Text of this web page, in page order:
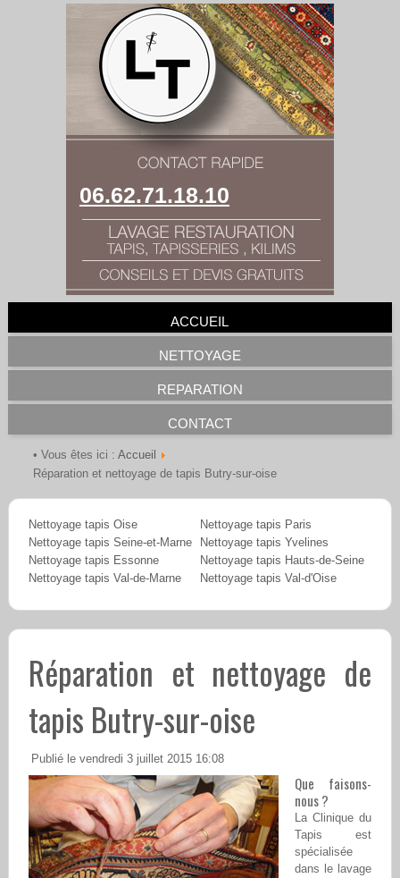
06.62.71.18.10
ACCUEIL
NETTOYAGE
REPARATION
CONTACT
• Vous êtes ici : Accueil
Réparation et nettoyage de tapis Butry-sur-oise
Nettoyage tapis Oise
Nettoyage tapis Paris
Nettoyage tapis Seine-et-Marne
Nettoyage tapis Yvelines
Nettoyage tapis Essonne
Nettoyage tapis Hauts-de-Seine
Nettoyage tapis Val-de-Marne
Nettoyage tapis Val-d'Oise
Réparation et nettoyage de
tapis Butry-sur-oise
Publié le vendredi 3 juillet 2015 16:08
Que faisons-
nous ?
La Clinique du
Tapis est
spécialisée
dans le lavage